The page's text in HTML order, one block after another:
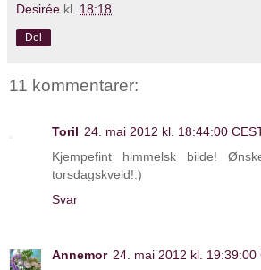
Desirée kl. 18:18
Del
11 kommentarer:
Toril 24. mai 2012 kl. 18:44:00
Kjempefint himmelsk bilde!
torsdagskveld!:)
Svar
Annemor 24. mai 2012 kl. 19:39:00